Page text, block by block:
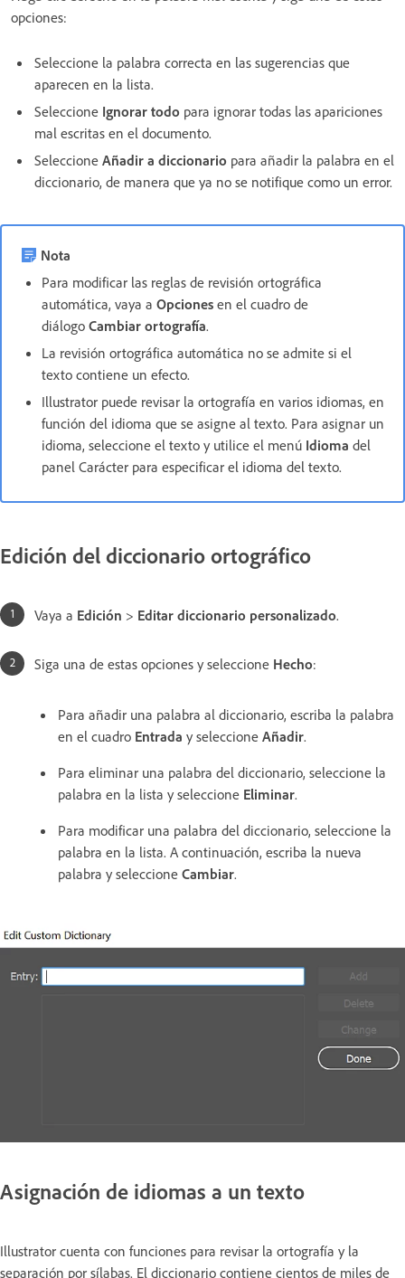
opciones:
Seleccione la palabra correcta en las sugerencias que
aparecen en la lista.
Seleccione Ignorar todo para ignorar todas las apariciones
mal escritas en el documento.
Seleccione Añadir a diccionario para añadir la palabra en el
diccionario, de manera que ya no se notifique como un error.
Nota
Para modificar las reglas de revisión ortográfica
automática, vaya a Opciones en el cuadro de
diálogo Cambiar ortografía.
La revisión ortográfica automática no se admite si el
texto contiene un efecto.
Illustrator puede revisar la ortografía en varios idiomas, en
función del idioma que se asigne al texto. Para asignar un
idioma, seleccione el texto y utilice el menú Idioma del
panel Carácter para especificar el idioma del texto.
Edición del diccionario ortográfico
Vaya a Edición > Editar diccionario personalizado.
Siga una de estas opciones y seleccione Hecho:
Para añadir una palabra al diccionario, escriba la palabra
en el cuadro Entrada y seleccione Añadir.
Para eliminar una palabra del diccionario, seleccione la
palabra en la lista y seleccione Eliminar.
Para modificar una palabra del diccionario, seleccione la
palabra en la lista. A continuación, escriba la nueva
palabra y seleccione Cambiar.
Asignación de idiomas a un texto
Illustrator cuenta con funciones para revisar la ortografía y la
separación por sílabas. El diccionario contiene cientos de miles de